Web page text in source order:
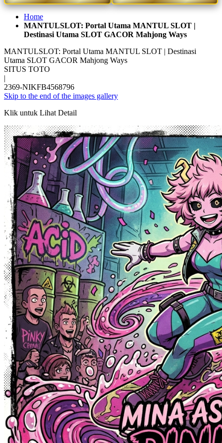
Home
MANTULSLOT: Portal Utama MANTUL SLOT |
Destinasi Utama SLOT GACOR Mahjong Ways
MANTULSLOT: Portal Utama MANTUL SLOT | Destinasi
Utama SLOT GACOR Mahjong Ways
SITUS TOTO
|
2369-NIKFB4568796
Skip to the end of the images gallery
Klik untuk Lihat Detail